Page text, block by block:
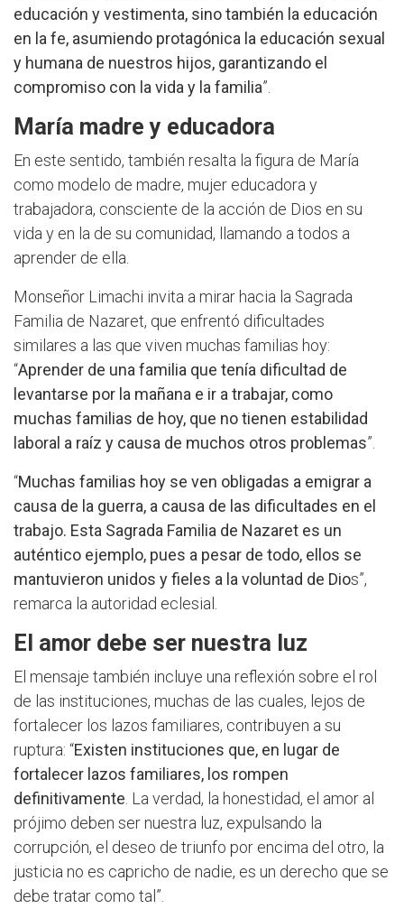
educación y vestimenta, sino también la educación
en la fe, asumiendo protagónica la educación sexual
y humana de nuestros hijos, garantizando el
compromiso con la vida y la familia”.
María madre y educadora
En este sentido, también resalta la figura de María
como modelo de madre, mujer educadora y
trabajadora, consciente de la acción de Dios en su
vida y en la de su comunidad, llamando a todos a
aprender de ella.
Monseñor Limachi invita a mirar hacia la Sagrada
Familia de Nazaret, que enfrentó dificultades
similares a las que viven muchas familias hoy:
“Aprender de una familia que tenía dificultad de
levantarse por la mañana e ir a trabajar, como
muchas familias de hoy, que no tienen estabilidad
laboral a raíz y causa de muchos otros problemas”.
“Muchas familias hoy se ven obligadas a emigrar a
causa de la guerra, a causa de las dificultades en el
trabajo. Esta Sagrada Familia de Nazaret es un
auténtico ejemplo, pues a pesar de todo, ellos se
mantuvieron unidos y fieles a la voluntad de Dios”,
remarca la autoridad eclesial.
El amor debe ser nuestra luz
El mensaje también incluye una reflexión sobre el rol
de las instituciones, muchas de las cuales, lejos de
fortalecer los lazos familiares, contribuyen a su
ruptura: “Existen instituciones que, en lugar de
fortalecer lazos familiares, los rompen
definitivamente . La verdad, la honestidad, el amor al
prójimo deben ser nuestra luz, expulsando la
corrupción, el deseo de triunfo por encima del otro, la
justicia no es capricho de nadie, es un derecho que se
debe tratar como tal”.